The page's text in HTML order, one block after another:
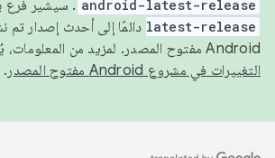
android-latest-release . سيشير فرع
latest-release دائمًا إلى أحدث إصدار
Android مفتوح المصدر. لمزيد من المعلومات، يُرجى الاطّلاع على
التغييرات في مشروع Android مفتوح المصدر
.